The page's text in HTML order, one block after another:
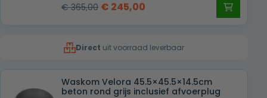
€365,00 Oorspronkelijke
€ 365,00.
€ 245,00
€ 245,00.
Direct uit voorraad leverbaar
Waskom Velora 45.5×45.5×14.5cm
beton rond grijs inclusief afvoerplug